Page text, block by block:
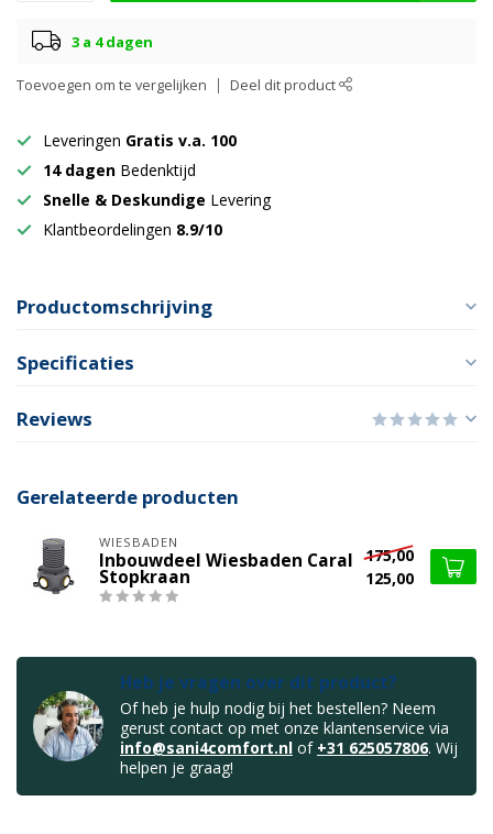
3 a 4 dagen
Toevoegen om te vergelijken Deel dit product
Leveringen Gratis v.a. 100
14 dagen Bedenktijd
Snelle & Deskundige Levering
Klantbeordelingen 8.9/10
Productomschrijving
Specificaties
Reviews
Gerelateerde producten
WIESBADEN
Inbouwdeel Wiesbaden Caral
Stopkraan
175,00
125,00
Heb je vragen over dit product?
Of heb je hulp nodig bij het bestellen? Neem
gerust contact op met onze klantenservice via
info@sani4comfort.nl of +31 625057806. Wij
helpen je graag!